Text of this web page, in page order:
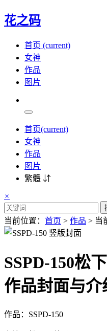
花之码
首页 (current)
女神
作品
图片
首页(current)
女神
作品
图片
繁體 ⇵
×
当前位置： 首页 > 作品 > 当
SSPD-150松
作品封面与介
作品：SSPD-150